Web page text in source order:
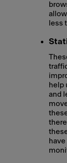
less
help
and